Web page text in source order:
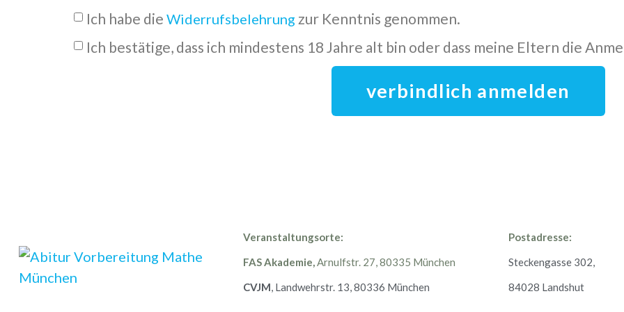
Ich habe die Widerrufsbelehrung zur Kenntnis genommen.
Ich bestätige, dass ich mindestens 18 Jahre alt bin oder dass meine Eltern die
verbindlich anmelden
Veranstaltungsorte:
FAS Akademie,Arnulfstr. 27, 80335 München
CVJM, Landwehrstr. 13, 80336 München
Postadresse:
Steckengasse
84028 Landshut